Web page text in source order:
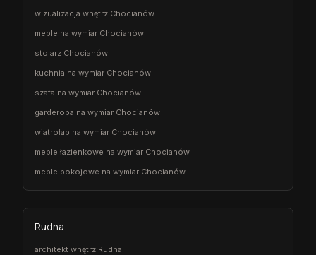
wizualizacja wnętrz Chocianów
meble na wymiar Chocianów
stolarz Chocianów
kuchnia na wymiar Chocianów
szafa na wymiar Chocianów
garderoba na wymiar Chocianów
wiatrołap na wymiar Chocianów
meble łazienkowe na wymiar Chocianów
meble pokojowe na wymiar Chocianów
Rudna
architekt wnętrz Rudna